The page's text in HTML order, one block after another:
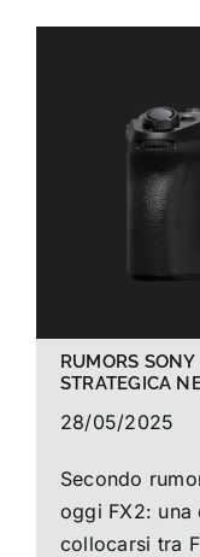
RUMORS
STRATEGICA
28/05/2025
Secondo
oggi FX2: una
collocarsi tra